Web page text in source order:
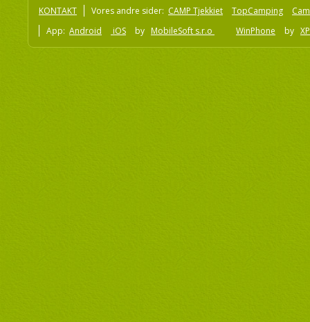
KONTAKT Vores andre sider: CAMP Tjekkiet TopCamping
App: Android iOS by MobileSoft s.r.o WinPhone by